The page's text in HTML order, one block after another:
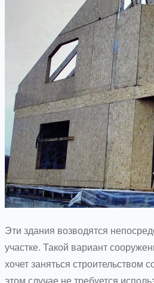
Эти здания возводятся
участке. Такой вариант
хочет заняться строительством
этом случае не требуется